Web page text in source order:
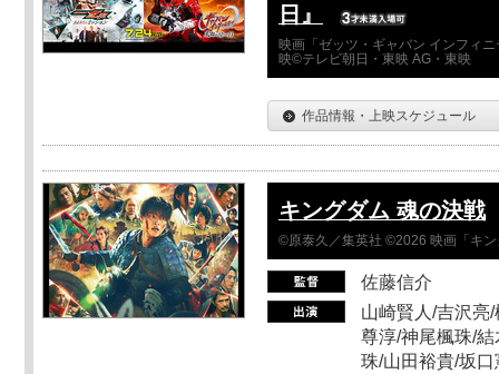
日』
映画「ゼッツ・ギャバン インフィ
映©テレビ朝日・東映 AG・東映
作品情報・上映スケジュール
キングダム 魂の決戦
©原泰久／集英社 ©2026 映画「キ
佐藤信介
山崎賢人/吉沢亮
尊淳/神尾楓珠/
珠/山田裕貴/坂